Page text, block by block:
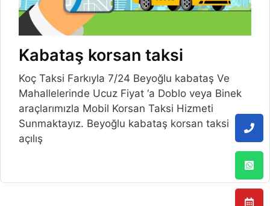
Kabataş korsan taksi
Koç Taksi Farkıyla 7/24 Beyoğlu kabataş Ve
Mahallelerinde Ucuz Fiyat ‘a Doblo veya Binek
araçlarımızla Mobil Korsan Taksi Hizmeti
Sunmaktayız. Beyoğlu kabataş korsan taksi
açılış